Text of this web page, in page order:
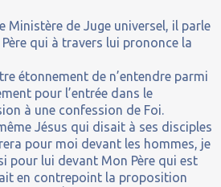
Ministère de Juge universel, il parle
qui à travers lui prononce la
étonnement de n’entendre parmi
pour l’entrée dans le
à une confession de Foi.
Jésus qui disait à ses disciples
pour moi devant les hommes, je
pour lui devant Mon Père qui est
en contrepoint la proposition